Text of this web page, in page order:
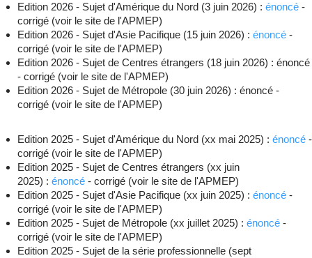
Edition 2026 - Sujet d'Amérique du Nord (3 juin 2026) : énoncé -
corrigé (voir le site de l'APMEP)
Edition 2026 - Sujet d'Asie Pacifique (15 juin 2026) : énoncé -
corrigé (voir le site de l'APMEP)
Edition 2026 - Sujet de Centres étrangers (18 juin 2026) : énoncé
- corrigé (voir le site de l'APMEP)
Edition 2026 - Sujet de Métropole (30 juin 2026) : énoncé -
corrigé (voir le site de l'APMEP)
Edition 2025 - Sujet d'Amérique du Nord (xx mai 2025) : énoncé -
corrigé (voir le site de l'APMEP)
Edition 2025 - Sujet de Centres étrangers (xx juin
2025) : énoncé - corrigé (voir le site de l'APMEP)
Edition 2025 - Sujet d'Asie Pacifique (xx juin 2025) : énoncé -
corrigé (voir le site de l'APMEP)
Edition 2025 - Sujet de Métropole (xx juillet 2025) : énoncé -
corrigé (voir le site de l'APMEP)
Edition 2025 - Sujet de la série professionnelle (sept